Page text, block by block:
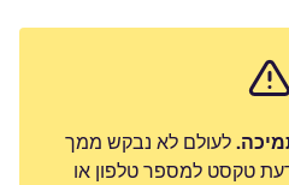
לעולם לא נבקש ממך
טקסט למספר טלפון או